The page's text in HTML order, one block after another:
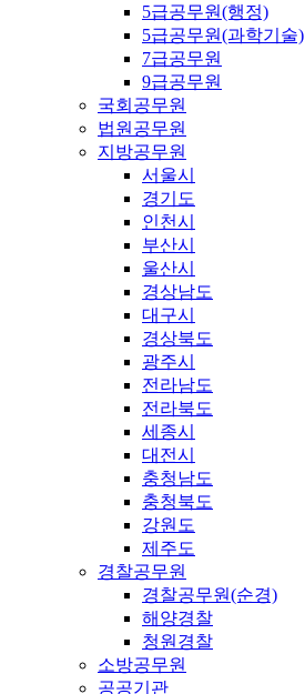
5급공무원(행정)
5급공무원(과학기술)
7급공무원
9급공무원
국회공무원
법원공무원
지방공무원
서울시
경기도
인천시
부산시
울산시
경상남도
대구시
경상북도
광주시
전라남도
전라북도
세종시
대전시
충청남도
충청북도
강원도
제주도
경찰공무원
경찰공무원(순경)
해양경찰
청원경찰
소방공무원
공공기관